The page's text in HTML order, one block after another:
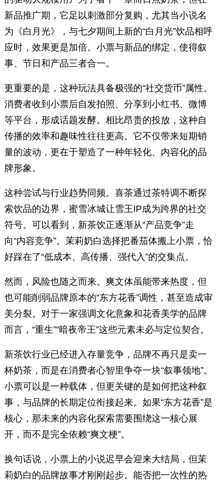
新品推广期，它足以刺激部分复购，尤其当小说名
为《白月光》，与七夕期间上新的“白月光”饮品相呼
应时，效果更是加倍。小票与新品的绑定，使得叙
事、节日和产品三者合一。
更重要的是，这种玩法具备极强的“社交货币”属性。
消费者收到小票后自发拍照、分享到小红书、微博
等平台，形成话题发酵。相比昂贵的投放，这种自
传播的效率和趣味性往往更高。它不仅带来短期销
量的波动，更在于塑造了一种年轻化、内容化的品
牌形象。
这种尝试与行业趋势同频。喜茶通过茶特调不断探
索饮品的边界，蜜雪冰城让雪王IP成为跨界的社交
符号。可以看到，新茶饮正逐渐从“产品竞争”走
向“内容竞争”。茉莉奶白选择把番茄体搬上小票，恰
好踩在了“低成本、高传播、强代入”的交集点。
然而，风险也随之而来。爽文体虽能带来热度，但
也可能削弱品牌原本的“东方花香”调性，甚至造成审
美分裂。对于一家强调文化意象和花香美学的品牌
而言，“重生”“暗夜帝王”这些元素未必与定位契合。
新茶饮行业已经进入存量竞争，品牌不再只是卖一
杯奶茶，而是在消费者心智里争夺一块“叙事领地”。
小票可以是一种载体，但更关键的是如何把这种叙
事，与品牌的长期定位衔接起来。如果“东方花香”是
核心，那未来的内容化探索需要围绕这一核心展
开，而不是完全依赖“爽文梗”。
换句话说，小票上的小说迟早会迎来大结局，但茉
莉奶白的品牌故事才刚刚起步。能否把一次性的热